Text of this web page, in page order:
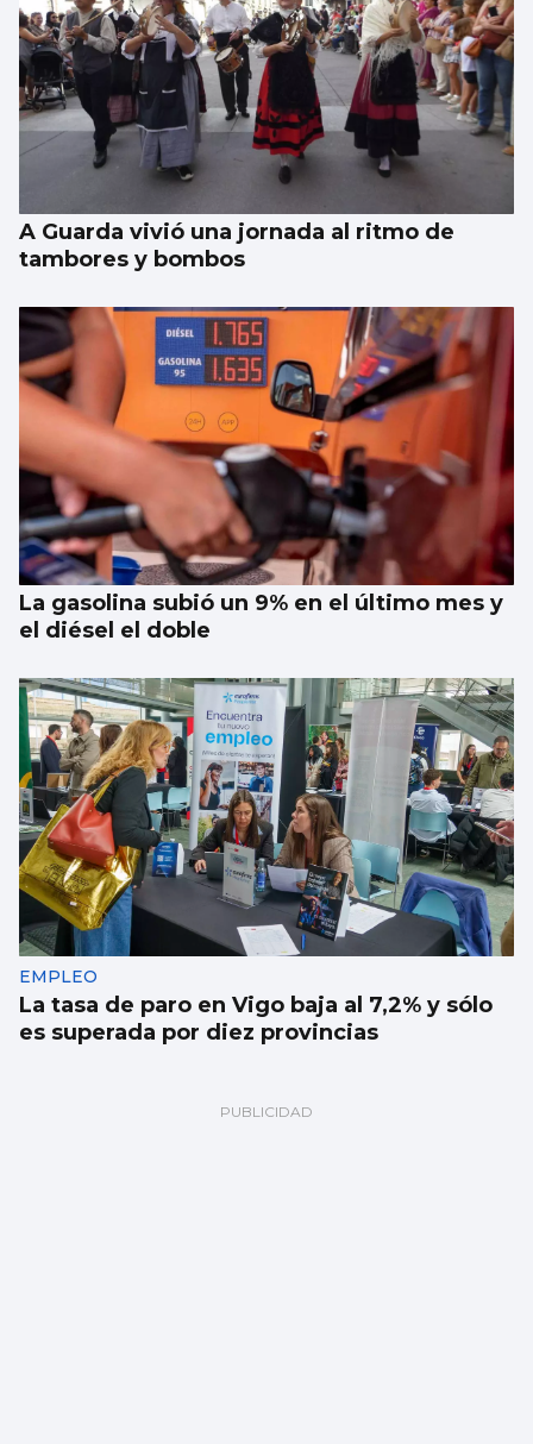
Un hombre se pasea desnudo por Vigo
A Guarda vivió una jornada al ritmo de
tambores y bombos
La gasolina subió un 9% en el último mes y
el diésel el doble
EMPLEO
La tasa de paro en Vigo baja al 7,2% y sólo
es superada por diez provincias